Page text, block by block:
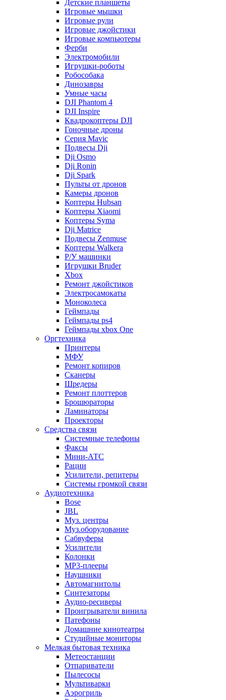
Детские планшеты
Игровые мышки
Игровые рули
Игровые джойстики
Игровые компьютеры
Ферби
Электромобили
Игрушки-роботы
Робособака
Динозавры
Умные часы
DJI Phantom 4
DJI Inspire
Квадрокоптеры DJI
Гоночные дроны
Серия Mavic
Подвесы Dji
Dji Osmo
Dji Ronin
Dji Spark
Пульты от дронов
Камеры дронов
Коптеры Hubsan
Коптеры Xiaomi
Коптеры Syma
Dji Matrice
Подвесы Zenmuse
Коптеры Walkera
Р/У машинки
Игрушки Bruder
Xbox
Ремонт джойстиков
Электросамокаты
Моноколеса
Геймпады
Геймпады ps4
Геймпады xbox One
Оргтехника
Принтеры
МФУ
Ремонт копиров
Сканеры
Шредеры
Ремонт плоттеров
Брошюраторы
Ламинаторы
Проекторы
Средства связи
Системные телефоны
Факсы
Мини-АТС
Рации
Усилители, репитеры
Системы громкой связи
Аудиотехника
Bose
JBL
Муз. центры
Муз.оборудование
Сабвуферы
Усилители
Колонки
MP3-плееры
Наушники
Автомагнитолы
Синтезаторы
Аудио-ресиверы
Проигрыватели винила
Патефоны
Домашние кинотеатры
Студийные мониторы
Мелкая бытовая техника
Метеостанции
Отпариватели
Пылесосы
Мультиварки
Аэрогриль